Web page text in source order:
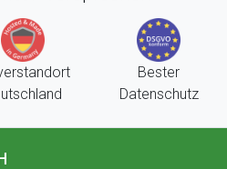
Bester
Datenschutz